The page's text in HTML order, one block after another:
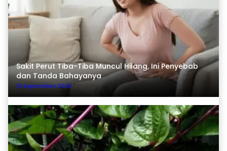
Sakit Perut Tiba-Tiba Muncul Hilang, Ini Penyebab
dan Tanda Bahayanya
21 September 2025